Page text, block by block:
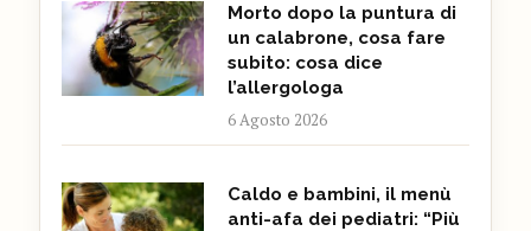
Morto dopo la puntura di
un calabrone, cosa fare
subito: cosa dice
l’allergologa
6 Agosto 2026
Caldo e bambini, il menù
anti-afa dei pediatri: “Più